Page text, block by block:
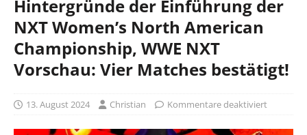
Hintergründe der Einführung der
NXT Women’s North American
Championship, WWE NXT
Vorschau: Vier Matches bestätigt!
13. August 2024 Christian Kommentare deaktiviert